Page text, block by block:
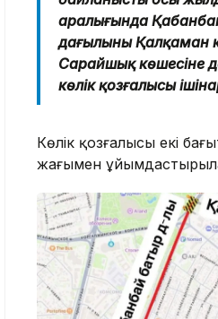
аралығында
даңғылының Қалқаман
Сарайшық көшесіне
көлік қозғалысы
Көлік қозғалысы екі
жағымен